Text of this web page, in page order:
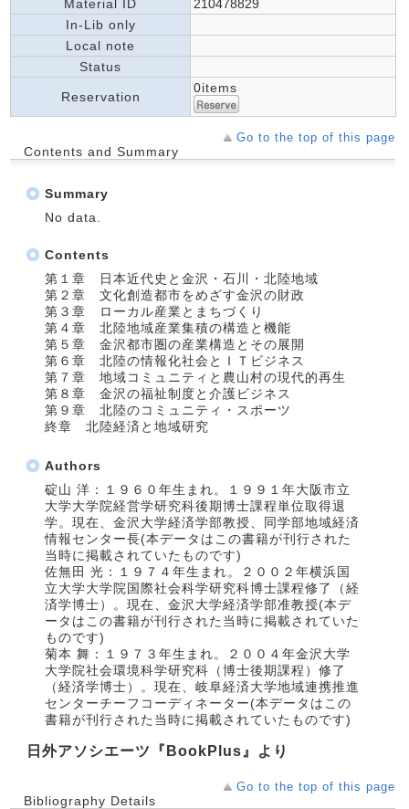
Material ID
210478829
In-Lib only
Local note
Status
Reservation
0items
Go to the top of this page
Contents and Summary
Summary
No data.
Contents
第１章 日本近代史と金沢・石川・北陸地域
第２章 文化創造都市をめざす金沢の財政
第３章 ローカル産業とまちづくり
第４章 北陸地域産業集積の構造と機能
第５章 金沢都市圏の産業構造とその展開
第６章 北陸の情報化社会とＩＴビジネス
第７章 地域コミュニティと農山村の現代的再生
第８章 金沢の福祉制度と介護ビジネス
第９章 北陸のコミュニティ・スポーツ
終章 北陸経済と地域研究
Authors
碇山 洋：１９６０年生まれ。１９９１年大阪市立
大学大学院経営学研究科後期博士課程単位取得退
学。現在、金沢大学経済学部教授、同学部地域経済
情報センター長(本データはこの書籍が刊行された
当時に掲載されていたものです)
佐無田 光：１９７４年生まれ。２００２年横浜国
立大学大学院国際社会科学研究科博士課程修了（経
済学博士）。現在、金沢大学経済学部准教授(本デ
ータはこの書籍が刊行された当時に掲載されていた
ものです)
菊本 舞：１９７３年生まれ。２００４年金沢大学
大学院社会環境科学研究科（博士後期課程）修了
（経済学博士）。現在、岐阜経済大学地域連携推進
センターチーフコーディネーター(本データはこの
書籍が刊行された当時に掲載されていたものです)
日外アソシエーツ『BookPlus』より
Go to the top of this page
Bibliography Details